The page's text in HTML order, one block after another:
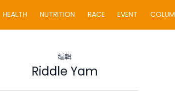
HEALTH NUTRITION RACE EVENT
編輯
Riddle Yam